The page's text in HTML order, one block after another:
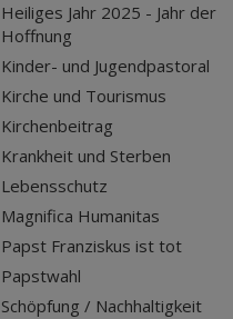
Heiliges Jahr 2025 - Jahr der
Hoffnung
Kinder- und Jugendpastoral
Kirche und Tourismus
Kirchenbeitrag
Krankheit und Sterben
Lebensschutz
Magnifica Humanitas
Papst Franziskus ist tot
Papstwahl
Schöpfung / Nachhaltigkeit